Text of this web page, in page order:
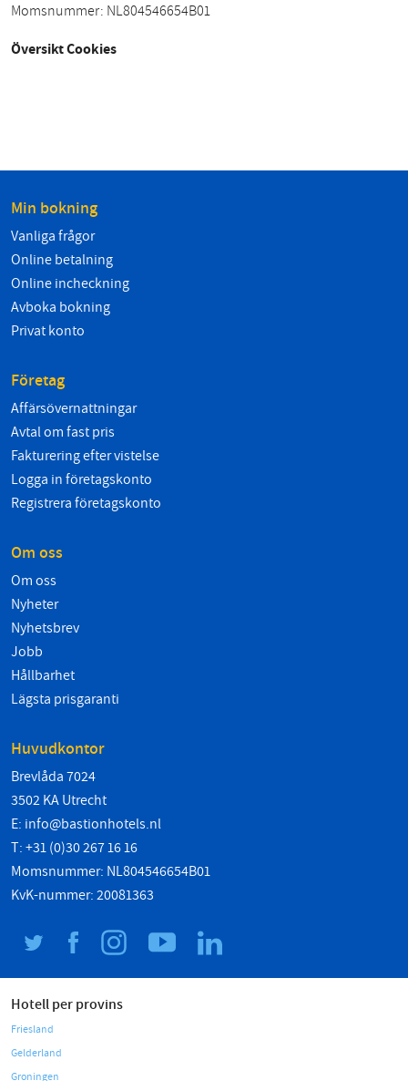
Momsnummer: NL804546654B01
Översikt Cookies
Min bokning
Vanliga frågor
Online betalning
Online incheckning
Avboka bokning
Privat konto
Företag
Affärsövernattningar
Avtal om fast pris
Fakturering efter vistelse
Logga in företagskonto
Registrera företagskonto
Om oss
Om oss
Nyheter
Nyhetsbrev
Jobb
Hållbarhet
Lägsta prisgaranti
Huvudkontor
Brevlåda 7024
3502 KA Utrecht
E: info@bastionhotels.nl
T: +31 (0)30 267 16 16
Momsnummer: NL804546654B01
KvK-nummer: 20081363
Hotell per provins
Friesland
Gelderland
Groningen